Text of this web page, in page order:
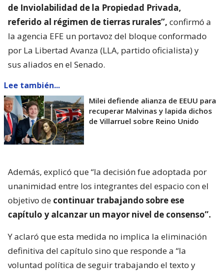
de Inviolabilidad de la Propiedad Privada,
referido al régimen de tierras rurales”, confirmó a
la agencia EFE un portavoz del bloque conformado
por La Libertad Avanza (LLA, partido oficialista) y
sus aliados en el Senado.
Lee también...
Milei defiende alianza de EEUU para
recuperar Malvinas y lapida dichos
de Villarruel sobre Reino Unido
Además, explicó que “la decisión fue adoptada por
unanimidad entre los integrantes del espacio con el
objetivo de continuar trabajando sobre ese
capítulo y alcanzar un mayor nivel de consenso”.
Y aclaró que esta medida no implica la eliminación
definitiva del capítulo sino que responde a “la
voluntad política de seguir trabajando el texto y